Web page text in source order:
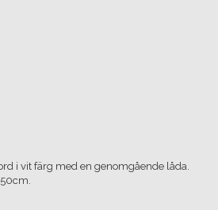
i vit färg med en genomgående låda.